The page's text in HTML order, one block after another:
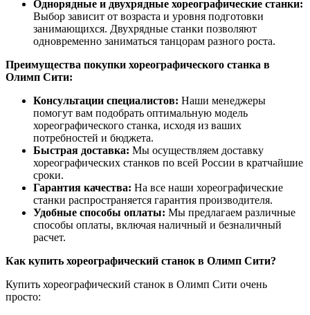
Однорядные и двухрядные хореографические станки:
Выбор зависит от возраста и уровня подготовки
занимающихся. Двухрядные станки позволяют
одновременно заниматься танцорам разного роста.
Преимущества покупки хореографического станка в
Олимп Сити:
Консультации специалистов: Наши менеджеры
помогут вам подобрать оптимальную модель
хореографического станка, исходя из ваших
потребностей и бюджета.
Быстрая доставка: Мы осуществляем доставку
хореографических станков по всей России в кратчайшие
сроки.
Гарантия качества: На все наши хореографические
станки распространяется гарантия производителя.
Удобные способы оплаты: Мы предлагаем различные
способы оплаты, включая наличный и безналичный
расчет.
Как купить хореографический станок в Олимп Сити?
Купить хореографический станок в Олимп Сити очень
просто: